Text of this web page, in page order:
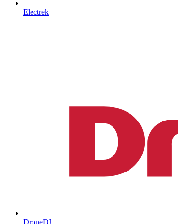
Electrek
DroneDJ